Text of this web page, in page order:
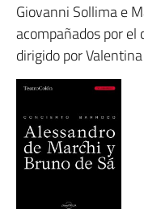
Giovanni Sollima e
acompañados por el
dirigido por